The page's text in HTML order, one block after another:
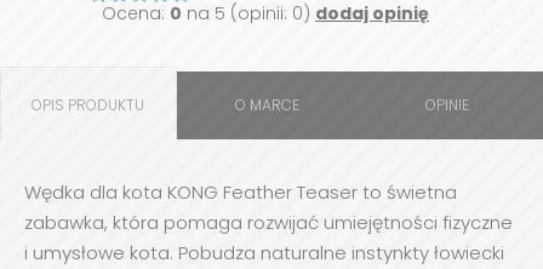
Ocena: 0 na 5 (opinii: 0) dodaj opinię
OPIS PRODUKTU O MARCE OPINIE
Wędka dla kota KONG Feather Teaser to świetna
zabawka, która pomaga rozwijać umiejętności fizyczne
i umysłowe kota. Pobudza naturalne instynkty łowiecki